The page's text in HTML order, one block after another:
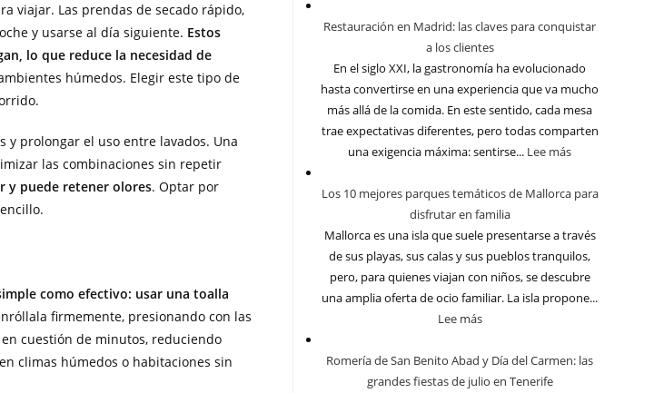
viajar. Las prendas de secado rápido,
y usarse al día siguiente. Estos
lo que reduce la necesidad de
húmedos. Elegir este tipo de
y prolongar el uso entre lavados. Una
las combinaciones sin repetir
y puede retener olores. Optar por
como efectivo: usar una toalla
firmemente, presionando con las
cuestión de minutos, reduciendo
climas húmedos o habitaciones sin
Restauración en Madrid: las claves para conquistar
a los clientes
En el siglo XXI, la gastronomía ha evolucionado
hasta convertirse en una experiencia que va mucho
más allá de la comida. En este sentido, cada mesa
trae expectativas diferentes, pero todas comparten
una exigencia máxima: sentirse... Lee más
Los 10 mejores parques temáticos de Mallorca para
disfrutar en familia
Mallorca es una isla que suele presentarse a través
de sus playas, sus calas y sus pueblos tranquilos,
pero, para quienes viajan con niños, se descubre
una amplia oferta de ocio familiar. La isla propone...
Lee más
Romería de San Benito Abad y Día del Carmen: las
grandes fiestas de julio en Tenerife